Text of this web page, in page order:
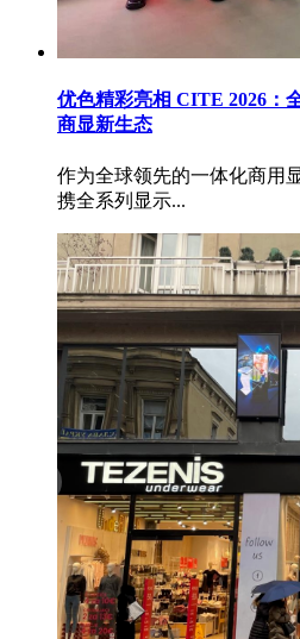
优色精彩亮相 CITE 2026：
商显新生态
作为全球领先的一体化商用
携全系列显示...